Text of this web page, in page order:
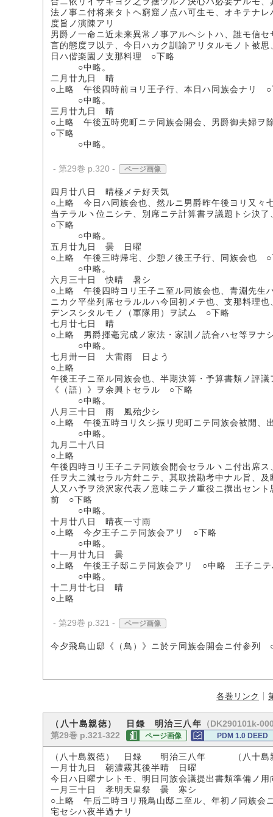
法ノ事ニ付将来タトヘ窮窟ノ点ハ可生モ、オキテナ
度旨ノ演陳アリ
男爵ノ一命ニ近未来異常ノ事アルヘシトハ、誰モ信
言的態度ヲ以テ、今日ハカク訓諭アリタルモノト被
日ハ偕楽園ノ支那料理 ○下略
○中略。
二月廿九日 晴
○上略 午後四時前ヨリ王子行、本日ハ同族会ナリ ○
○中略。
三月廿九日 晴
○上略 午後五時兜町ニテ同族会開会、男爵御夫婦ヲ
○下略
○中略。
- 第29巻 p.320 - ページ画像
四月廿八日 晴極メテ好天気
○上略 今日ハ同族会也、然ルニ男爵昨午後ヨリ又
当テラルヽ位ニシテ、別席ニテ計算書ヲ議題トシ決
○下略
○中略。
五月廿九日 曇 日曜
○上略 午後三時帰宅、少憩ノ後王子行、同族会也 ○
○中略。
六月三十日 快晴 暑シ
○上略 午後四時ヨリ王子ニ至ル同族会也、青淵先生
ニカク平坐列席セラルルハ今回初メテ也、支那料理
デンスシタルモノ（軍隊用）ヲ試ム ○下略
七月廿七日 晴
○上略 男爵揮毫完成ノ家法・家訓ノ読合ハセ等ヲ
○中略。
七月卅一日 大雷雨 日よう
○上略
午後王子ニ至ル同族会也、半期決算・予算書類ノ評
《（語）》ヲ余興トセラル ○下略
○中略。
八月三十日 雨 風殆少シ
○上略 午後五時ヨリ久シ振リ兜町ニテ同族会被開、
○中略。
九月二十八日
○上略
午後四時ヨリ王子ニテ同族会開会セラルヽニ付出席
任ヲ大ニ減セラル方針ニテ、其取捨勘考中ナル旨、
人又ハ予ヲ渋沢家代表ノ意味ニテノ重役ニ撰出セン
前 ○下略
○中略。
十月廿八日 晴夜一寸雨
○上略 今夕王子ニテ同族会アリ ○下略
○中略。
十一月廿九日 曇
○上略 午後王子邸ニテ同族会アリ ○中略 王子ニテ
○中略。
十二月廿七日 晴
○上略
- 第29巻 p.321 - ページ画像
今夕飛島山邸《（鳥）》ニ於テ同族会開会ニ付参列
各巻リンク
（八十島親徳） 日録 明治三八年 （DK290101k-
第29巻 p.321-322
ページ画像 PDM 1.0 DEED
（八十島親徳） 日録 明治三八年 （八十島
一月廿九日 朝濃霧其後半晴 日曜
今日ハ日曜ナレトモ、明日同族会議提出書類準備ノ
一月三十日 孝明天皇祭 曇 寒シ
○上略 午后二時ヨリ飛鳥山邸ニ至ル、年初ノ同族会
宅セシハ夜半過ナリ